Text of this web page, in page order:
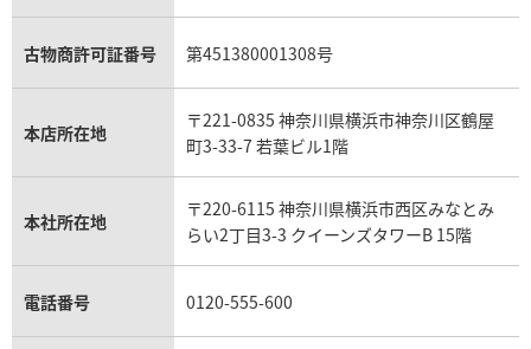
アクアマリン買取
オメガ買取
カルティエ買取
フランク ミュラー買取
リシャール・ミル買取
パネライ買取
チューダー（チュードル）買取
プラダ買取
モーブッサン買取
古物商許可証番号 第451380001308号
本店所在地
〒221-0835 神奈川県横浜市神奈川区鶴屋
町3-33-7 若葉ビル1階
本社所在地
〒220-6115 神奈川県横浜市西区みなとみ
らい2丁目3-3 クイーンズタワーB 15階
電話番号 0120-555-600